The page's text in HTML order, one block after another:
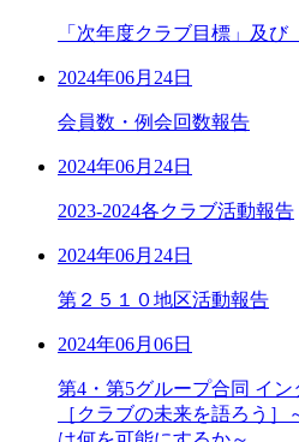
「次年度クラブ目標」及び
2024年06月24日
会員数・例会回数報告
2024年06月24日
2023-2024各クラブ活動報告
2024年06月24日
第２５１０地区活動報告
2024年06月06日
第4・第5グループ合同 イ
［クラブの未来を語ろう